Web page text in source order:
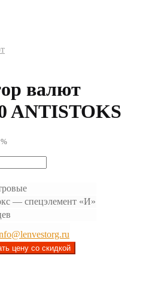
валют
ANTISTOKS
— спецэлемент «И»
цену со скидкой